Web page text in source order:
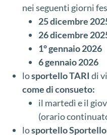
nei seguenti giorni
25 dicembre
26 dicembre
1° gennaio 2026
6 gennaio 2026
losportello TARI di
come di consueto:
il martedì e il
(orario
losportello